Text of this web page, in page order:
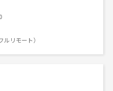
ルリモート）